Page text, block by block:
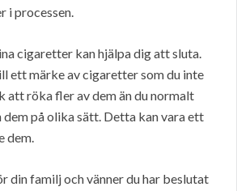
i processen.
cigaretter kan hjälpa dig att sluta.
ett märke av cigaretter som du inte
att röka fler av dem än du normalt
dem på olika sätt. Detta kan vara ett
dem.
din familj och vänner du har beslutat